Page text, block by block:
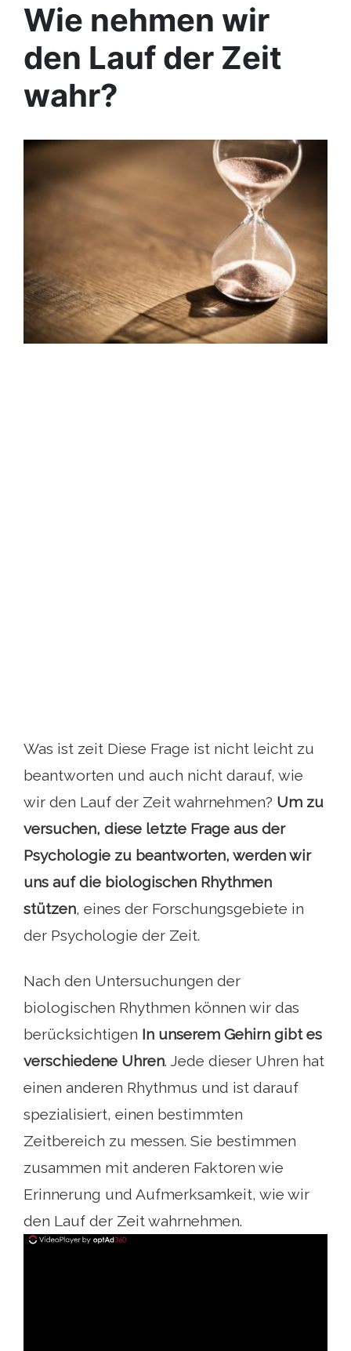
Wie nehmen wir
den Lauf der Zeit
wahr?
Was ist zeit Diese Frage ist nicht leicht zu
beantworten und auch nicht darauf, wie
wir den Lauf der Zeit wahrnehmen? Um zu
versuchen, diese letzte Frage aus der
Psychologie zu beantworten, werden wir
uns auf die biologischen Rhythmen
stützen, eines der Forschungsgebiete in
der Psychologie der Zeit.
Nach den Untersuchungen der
biologischen Rhythmen können wir das
berücksichtigen In unserem Gehirn gibt es
verschiedene Uhren. Jede dieser Uhren hat
einen anderen Rhythmus und ist darauf
spezialisiert, einen bestimmten
Zeitbereich zu messen. Sie bestimmen
zusammen mit anderen Faktoren wie
Erinnerung und Aufmerksamkeit, wie wir
den Lauf der Zeit wahrnehmen.